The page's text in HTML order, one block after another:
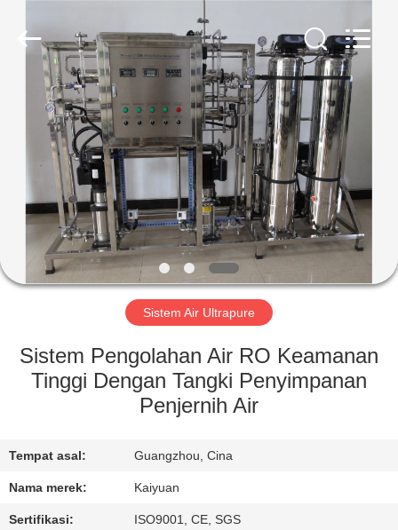
RUMAH
PRODUK
TENTANG
KAMI
TUR
KONTROL
HUBUNGI
KAMI
Treatment
Equipment
Sistem Air Ultrapure
Sistem Pengolahan Air RO Keamanan
Tinggi Dengan Tangki Penyimpanan
Penjernih Air
Tempat asal: Guangzhou, Cina
Nama merek: Kaiyuan
Sertifikasi: ISO9001, CE, SGS